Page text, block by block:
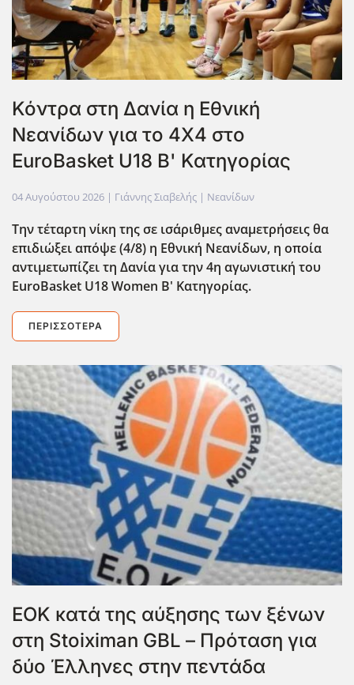
Κόντρα στη Δανία η Εθνική
Νεανίδων για το 4Χ4 στο
EuroBasket U18 Β' Κατηγορίας
04 Αυγούστου 2026 | Γιάννης Σιαβελής | Νεανίδων
Την τέταρτη νίκη της σε ισάριθμες αναμετρήσεις θα
επιδιώξει απόψε (4/8) η Εθνική Νεανίδων, η οποία
αντιμετωπίζει τη Δανία για την 4η αγωνιστική του
EuroBasket U18 Women Β' Κατηγορίας.
ΠΕΡΙΣΣΌΤΕΡΑ
ΕΟΚ κατά της αύξησης των ξένων
στη Stoiximan GBL – Πρόταση για
δύο Έλληνες στην πεντάδα